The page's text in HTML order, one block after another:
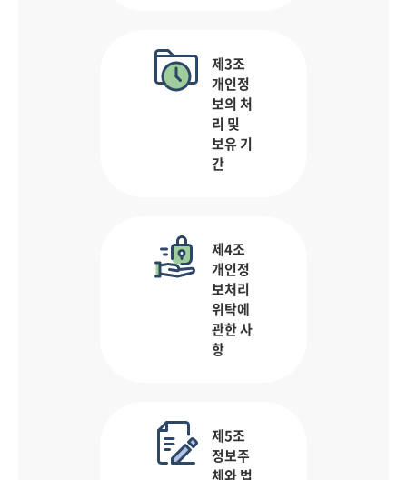
제3조
개인정
보의 처
리 및
보유 기
간
제4조
개인정
보처리
위탁에
관한 사
항
제5조
정보주
체와 법